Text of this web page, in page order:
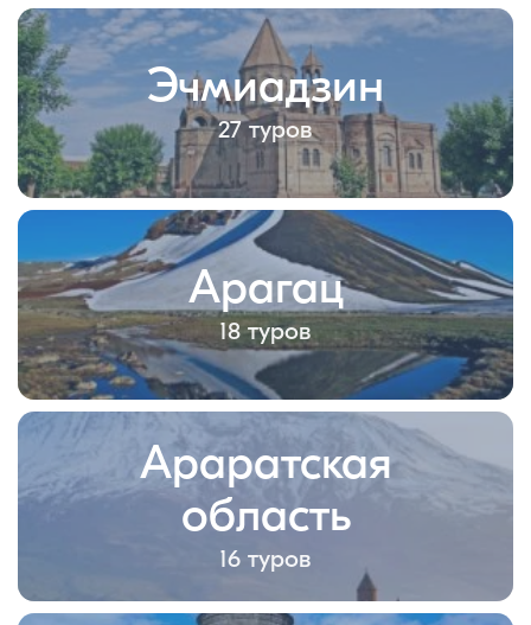
Эчмиадзин
27 туров
Арагац
18 туров
Араратская
область
16 туров